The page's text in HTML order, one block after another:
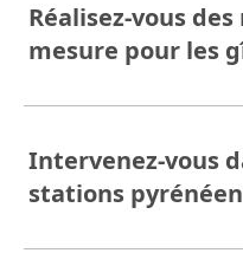
Réalisez-vous
mesure pour les
Intervenez-vous
stations